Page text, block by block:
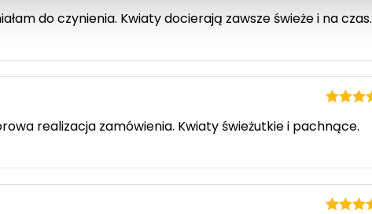
na 5
do czynienia. Kwiaty docierają zawsze świeże i na czas.
na 5
realizacja zamówienia. Kwiaty świeżutkie i pachnące.